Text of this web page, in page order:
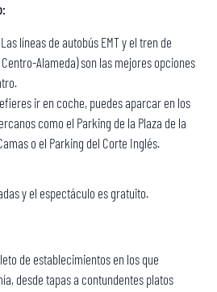
líneas de autobús EMT y el tren de
Alameda) son las mejores opciones
ir en coche, puedes aparcar en los
como el Parking de la Plaza de la
o el Parking del Corte Inglés.
y el espectáculo es gratuito.
de establecimientos en los que
desde tapas a contundentes platos